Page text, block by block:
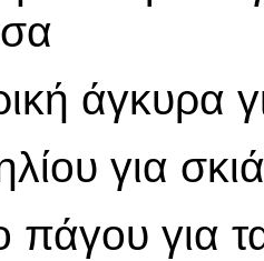
άγκυρα
για
πάγου για